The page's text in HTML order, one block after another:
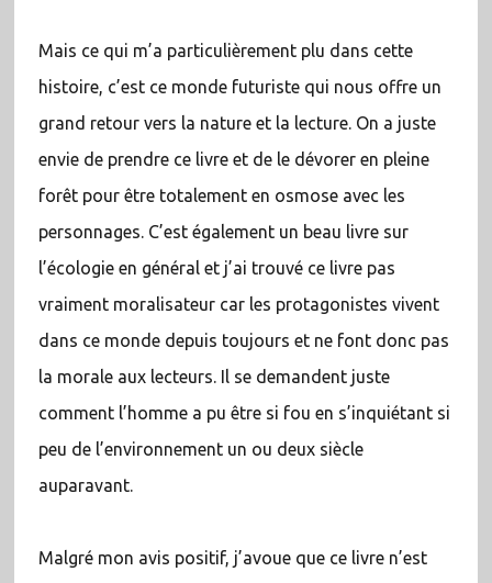
Mais ce qui m’a particulièrement plu dans cette
histoire, c’est ce monde futuriste qui nous offre un
grand retour vers la nature et la lecture. On a juste
envie de prendre ce livre et de le dévorer en pleine
forêt pour être totalement en osmose avec les
personnages. C’est également un beau livre sur
l’écologie en général et j’ai trouvé ce livre pas
vraiment moralisateur car les protagonistes vivent
dans ce monde depuis toujours et ne font donc pas
la morale aux lecteurs. Il se demandent juste
comment l’homme a pu être si fou en s’inquiétant si
peu de l’environnement un ou deux siècle
auparavant.
Malgré mon avis positif, j’avoue que ce livre n’est